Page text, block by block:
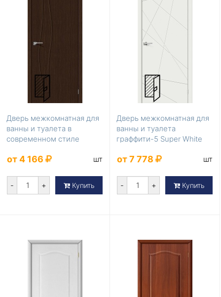
Дверь межкомнатная для
ванны и туалета в
современном стиле
от 4 166 шт
- + Купить
Дверь межкомнатная для
ванны и туалета
граффити-5 Super White
от 7 778 шт
- + Купить